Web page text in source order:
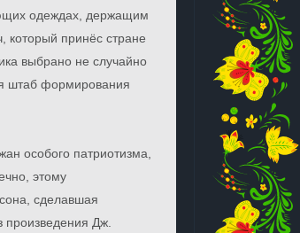
одеждах, держащим
который принёс стране
выбрано не случайно
штаб формирования
особого патриотизма,
этому
сделавшая
произведения Дж.